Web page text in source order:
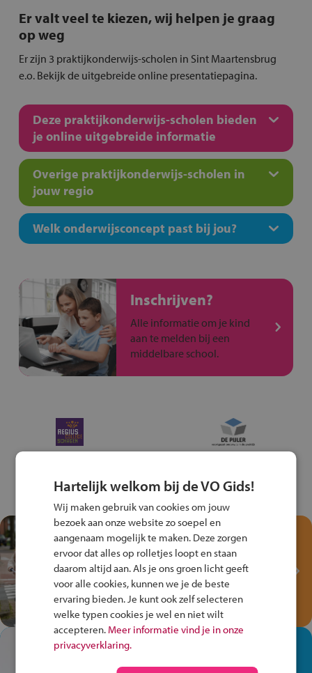
Er valt veel te kiezen, wij helpen je graag
op weg
Er zijn 3 praktijkonderwijs-scholen in Sint Maartensbrug
e.o. Bekijk de uitgebreide online presentatiepagina.
Deze praktijkonderwijs-scholen bieden
je online uitgebreide informatie
Overige praktijkonderwijs-scholen in
jouw regio
Welk onderwijsconcept past bij jou?
Inschrijven?
Alle informatie om je kind
aan te melden bij een
middelbare school.
Test je kennis met het
Fiets Veilig
Verkeersspel!
Speel het Fiets Veilig Verkeersspel
en win een Cortina-fiets!
In de winkel ben je op je
plek!
Hartelijk welkom bij de VO Gids!
Wij maken gebruik van cookies om jouw
bezoek aan onze website zo soepel en
aangenaam mogelijk te maken. Deze zorgen
ervoor dat alles op rolletjes loopt en staan
daarom altijd aan. Als je ons groen licht geeft
voor alle cookies, kunnen we je de beste
ervaring bieden. Je kunt ook zelf selecteren
welke typen cookies je wel en niet wilt
accepteren. Meer informatie vind je in onze
privacyverklaring.